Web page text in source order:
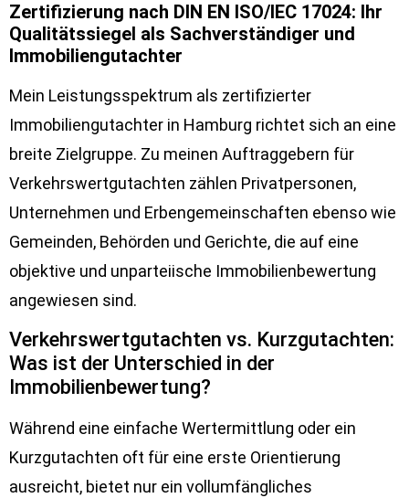
Zertifizierung nach DIN EN ISO/IEC 17024: Ihr
Qualitätssiegel als Sachverständiger und
Immobiliengutachter
Mein Leistungsspektrum als zertifizierter
Immobiliengutachter in Hamburg richtet sich an eine
breite Zielgruppe. Zu meinen Auftraggebern für
Verkehrswertgutachten zählen Privatpersonen,
Unternehmen und Erbengemeinschaften ebenso wie
Gemeinden, Behörden und Gerichte, die auf eine
objektive und unparteiische Immobilienbewertung
angewiesen sind.
Verkehrswertgutachten vs. Kurzgutachten:
Was ist der Unterschied in der
Immobilienbewertung?
Während eine einfache Wertermittlung oder ein
Kurzgutachten oft für eine erste Orientierung
ausreicht, bietet nur ein vollumfängliches